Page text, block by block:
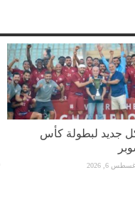
جديد لبطولة كأس
أغسطس 6, 2026